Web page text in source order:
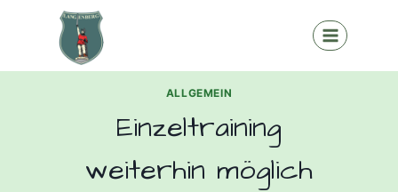
ALLGEMEIN
Einzeltraining
weiterhin möglich